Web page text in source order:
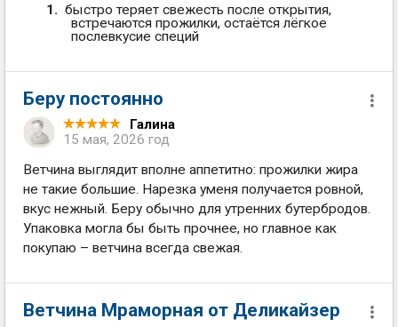
быстро теряет свежесть после открытия,
встречаются прожилки, остаётся лёгкое
послевкусие специй
Беру постоянно
Галина
15 мая, 2026 год
Ветчина выглядит вполне аппетитно: прожилки жира
не такие большие. Нарезка уменя получается ровной,
вкус нежный. Беру обычно для утренних бутербродов.
Упаковка могла бы быть прочнее, но главное как
покупаю – ветчина всегда свежая.
Ветчина Мраморная от Деликайзер